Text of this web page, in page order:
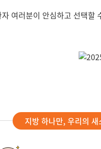
여러분이 안심하고 선택할
지방 하나만, 우리의